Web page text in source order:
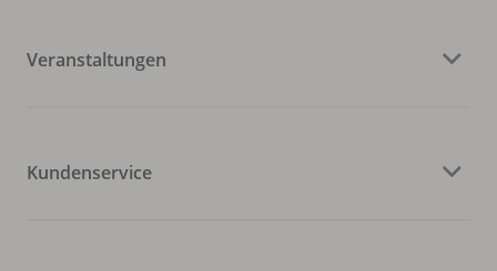
Veranstaltungen
Kundenservice